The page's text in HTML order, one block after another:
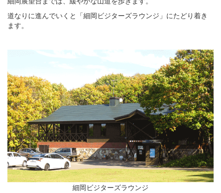
道なりに進んでいくと「細岡ビジターズラウンジ」にたどり着き
ます。
細岡ビジターズラウンジ